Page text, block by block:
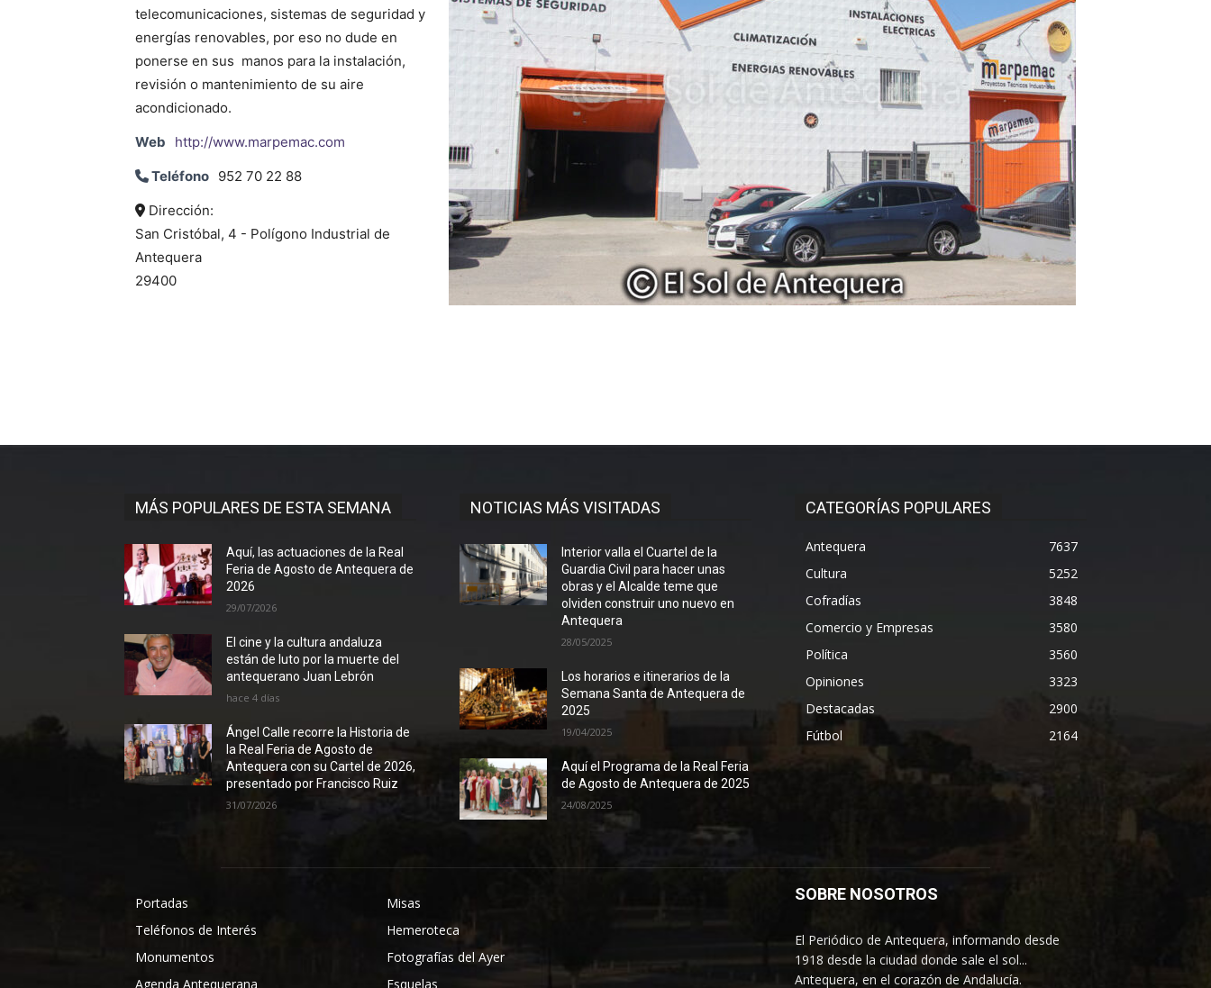
telecomunicaciones, sistemas de seguridad y
energías renovables, por eso no dude en
ponerse en sus manos para la instalación,
revisión o mantenimiento de su aire
acondicionado.
Web
http://www.marpemac.com
Teléfono 952 70 22 88
Dirección:
San Cristóbal, 4 - Polígono Industrial de
Antequera
29400
MÁS POPULARES DE ESTA SEMANA
Aquí, las actuaciones de la Real
Feria de Agosto de Antequera de
2026
29/07/2026
El cine y la cultura andaluza
están de luto por la muerte del
antequerano Juan Lebrón
hace 4 días
Ángel Calle recorre la Historia de
la Real Feria de Agosto de
Antequera con su Cartel de 2026,
presentado por Francisco Ruiz
31/07/2026
NOTICIAS MÁS VISITADAS
Interior valla el Cuartel de la
Guardia Civil para hacer unas
obras y el Alcalde teme que
olviden construir uno nuevo en
Antequera
28/05/2025
Los horarios e itinerarios de la
Semana Santa de Antequera de
2025
19/04/2025
Aquí el Programa de la Real Feria
de Agosto de Antequera de 2025
24/08/2025
CATEGORÍAS POPULARES
Antequera
7637
Cultura
5252
Cofradías
3848
Comercio y Empresas
3580
Política
3560
Opiniones
3323
Destacadas
2900
Fútbol
2164
Portadas
Teléfonos de Interés
Monumentos
Agenda Antequerana
Misas
Hemeroteca
Fotografías del Ayer
Esquelas
SOBRE NOSOTROS
El Periódico de Antequera, informando desde
1918 desde la ciudad donde sale el sol...
Antequera, en el corazón de Andalucía.